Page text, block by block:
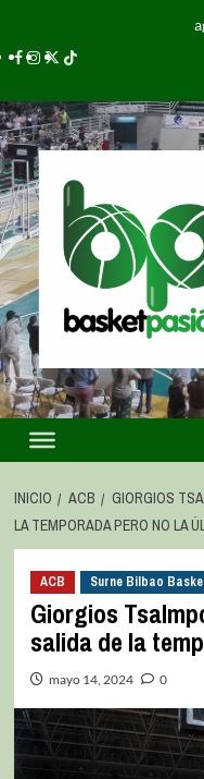
INICIO ACB
GIORGIOS
LA TEMPORADA PERO NO LA
ACB Surne Bilbao
Giorgios
salida de la
mayo 14, 2024 0